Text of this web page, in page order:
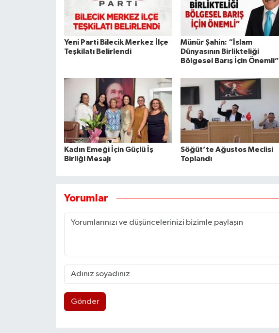
Yeni Parti Bilecik Merkez İlçe
Teşkilatı Belirlendi
Münür Şahin: “İslam
Dünyasının Birlikteliği
Bölgesel Barış İçin Önemli”
Kadın Emeği İçin Güçlü İş
Birliği Mesajı
Söğüt’te Ağustos Meclisi
Toplandı
Yorumlar
Gönder